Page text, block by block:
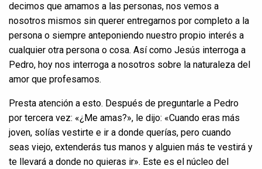
decimos que amamos a las personas, nos vemos a
nosotros mismos sin querer entregarnos por completo a la
persona o siempre anteponiendo nuestro propio interés a
cualquier otra persona o cosa. Así como Jesús interroga a
Pedro, hoy nos interroga a nosotros sobre la naturaleza del
amor que profesamos.
Presta atención a esto. Después de preguntarle a Pedro
por tercera vez: «¿Me amas?», le dijo: «Cuando eras más
joven, solías vestirte e ir a donde querías, pero cuando
seas viejo, extenderás tus manos y alguien más te vestirá y
te llevará a donde no quieras ir». Este es el núcleo del